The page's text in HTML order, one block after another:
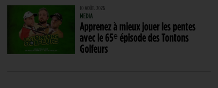
10 AOÛT. 2026
MEDIA
Apprenez à mieux jouer les pentes
avec le 65ᵉ épisode des Tontons
Golfeurs